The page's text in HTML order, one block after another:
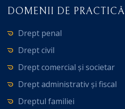
DOMENII DE PRACTICĂ
Drept penal
Drept civil
Drept comercial și societar
Drept administrativ și fiscal
Dreptul familiei